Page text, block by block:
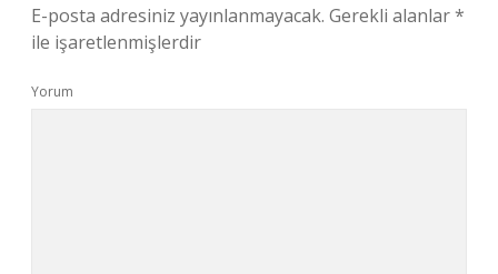
E-posta adresiniz yayınlanmayacak. Gerekli alanlar*
ile işaretlenmişlerdir
Yorum